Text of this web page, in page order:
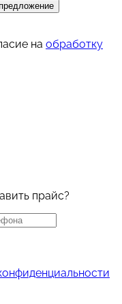
на обработку
прайс?